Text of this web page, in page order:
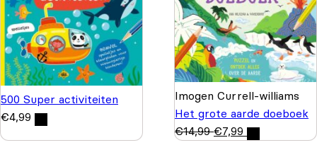
500 Super activiteiten
€4,99
Imogen Currell-williams
Het grote aarde doeboek
€14,99 €7,99